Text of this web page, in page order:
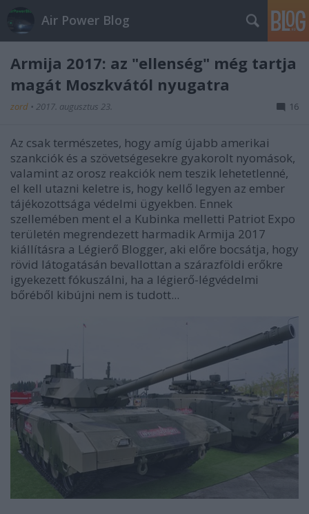
Air Power Blog
Armija 2017: az "ellenség" még tartja
magát Moszkvától nyugatra
zord • 2017. augusztus 23. 16
Az csak természetes, hogy amíg újabb amerikai
szankciók és a szövetségesekre gyakorolt nyomások,
valamint az orosz reakciók nem teszik lehetetlenné,
el kell utazni keletre is, hogy kellő legyen az ember
tájékozottsága védelmi ügyekben. Ennek
szellemében ment el a Kubinka melletti Patriot Expo
területén megrendezett harmadik Armija 2017
kiállításra a Légierő Blogger, aki előre bocsátja, hogy
rövid látogatásán bevallottan a szárazföldi erőkre
igyekezett fókuszálni, ha a légierő-légvédelmi
bőréből kibújni nem is tudott...